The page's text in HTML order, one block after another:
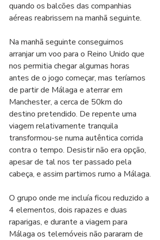
quando os balcões das companhias
aéreas reabrissem na manhã seguinte.
Na manhã seguinte conseguimos
arranjar um voo para o Reino Unido que
nos permitia chegar algumas horas
antes de o jogo começar, mas teríamos
de partir de Málaga e aterrar em
Manchester, a cerca de 50km do
destino pretendido. De repente uma
viagem relativamente tranquila
transformou-se numa autêntica corrida
contra o tempo. Desistir não era opção,
apesar de tal nos ter passado pela
cabeça, e assim partimos rumo a Málaga.
O grupo onde me incluía ficou reduzido a
4 elementos, dois rapazes e duas
raparigas, e durante a viagem para
Málaga os telemóveis não pararam de